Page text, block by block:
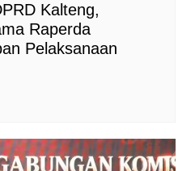
Kalteng,
Raperda
Pelaksanaan